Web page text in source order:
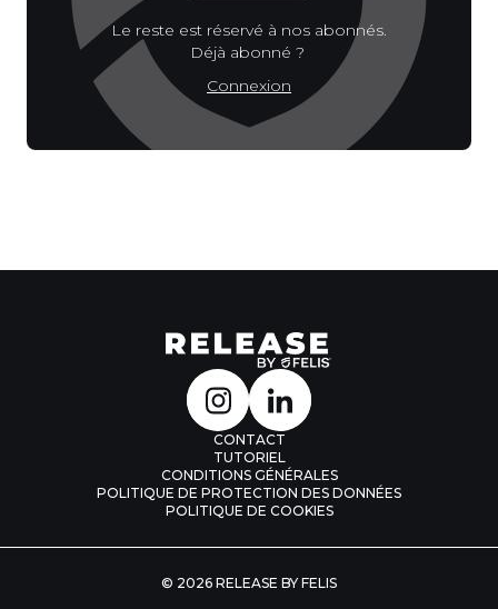
Le reste est réservé à nos abonnés.
Déjà abonné ?
Connexion
CONTACT
TUTORIEL
CONDITIONS GÉNÉRALES
POLITIQUE DE PROTECTION DES DONNÉES
POLITIQUE DE COOKIES
© 2026 RELEASE BY FELIS